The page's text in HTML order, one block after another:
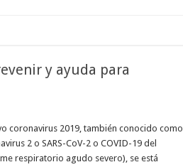
y ayuda para
coronavirus 2019, también conocido como
2 o SARS-CoV-2 o COVID-19 del
respiratorio agudo severo), se está